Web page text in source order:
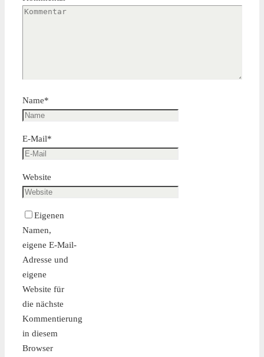
Name*
E-Mail*
Website
Eigenen
Namen,
eigene E-Mail-
Adresse und
eigene
Website für
die nächste
Kommentierung
in diesem
Browser